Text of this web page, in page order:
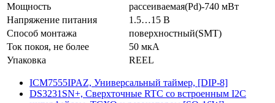
Мощность
рассеиваемая(Pd)-740 мВт
Напряжение питания
1.5…15 В
Способ монтажа
поверхностный(SMT)
Ток покоя, не более
50 мкА
Упаковка
REEL
ICM7555IPAZ, Универсальный таймер, [DIP-8]
DS3231SN+, Сверхточные RTC со встроенным I2C